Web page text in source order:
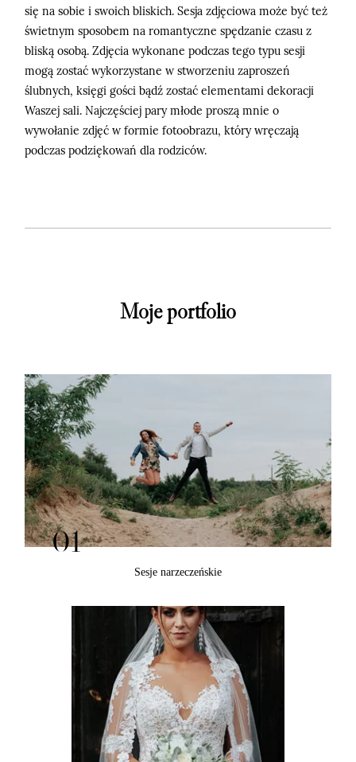
się na sobie i swoich bliskich. Sesja zdjęciowa może być też
świetnym sposobem na romantyczne spędzanie czasu z
bliską osobą. Zdjęcia wykonane podczas tego typu sesji
mogą zostać wykorzystane w stworzeniu zaproszeń
ślubnych, księgi gości bądź zostać elementami dekoracji
Waszej sali. Najczęściej pary młode proszą mnie o
wywołanie zdjęć w formie fotoobrazu, który wręczają
podczas podziękowań dla rodziców.
Moje portfolio
01
Sesje narzeczeńskie